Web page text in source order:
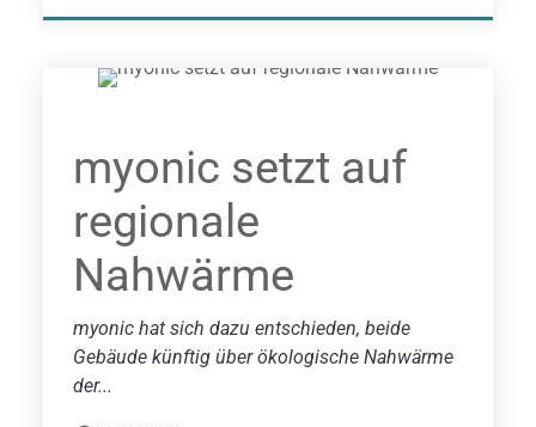
myonic setzt auf
regionale
Nahwärme
myonic hat sich dazu entschieden, beide
Gebäude künftig über ökologische Nahwärme
der...